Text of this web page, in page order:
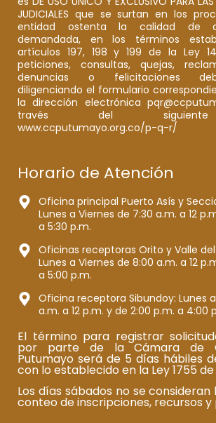
JUDICIALES que se surtan en los
entidad ostenta la calidad de
demandada, en los términos
artículos 197, 198 y 199 de la Ley
peticiones, consultas, quejas,
denuncias o felicitaciones
diligenciando el formulario
la dirección electrónica
través del
www.ccputumayo.org.co/p-q-r/
Horario de Atención
Oficina principal Puerto Asís y
Lunes a Viernes de 7:30 a.m. a 12
a 5:30 p.m.
Oficinas receptoras Orito y Valle
Lunes a Viernes de 8:00 a.m. a 12
a 5:00 p.m.
Oficina receptora Sibundoy: Lunes
a.m. a 12 p.m. y de 2:00 p.m. a 4:00
El término para registrar
por parte de la Cámara de
Putumayo será de 5 días hábiles
con lo establecido en la Ley 1755 de
Los días sábados no se
conteo de inscripciones, recursos y